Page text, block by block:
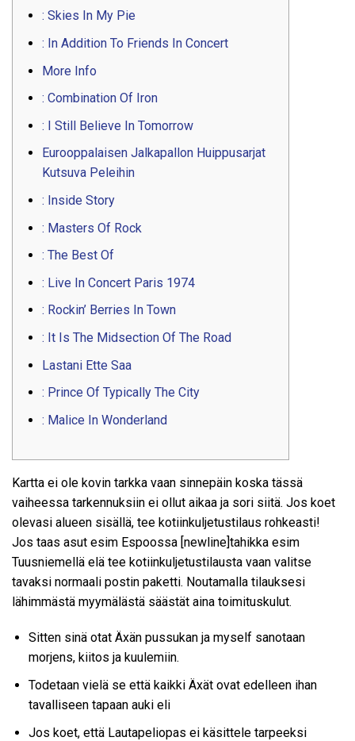
: Skies In My Pie
: In Addition To Friends In Concert
More Info
: Combination Of Iron
: I Still Believe In Tomorrow
Eurooppalaisen Jalkapallon Huippusarjat
Kutsuva Peleihin
: Inside Story
: Masters Of Rock
: The Best Of
: Live In Concert Paris 1974
: Rockin’ Berries In Town
: It Is The Midsection Of The Road
Lastani Ette Saa
: Prince Of Typically The City
: Malice In Wonderland
Kartta ei ole kovin tarkka vaan sinnepäin koska tässä
vaiheessa tarkennuksiin ei ollut aikaa ja sori siitä. Jos koet
olevasi alueen sisällä, tee kotiinkuljetustilaus rohkeasti!
Jos taas asut esim Espoossa [newline]tahikka esim
Tuusniemellä elä tee kotiinkuljetustilausta vaan valitse
tavaksi normaali postin paketti. Noutamalla tilauksesi
lähimmästä myymälästä säästät aina toimituskulut.
Sitten sinä otat Äxän pussukan ja myself sanotaan
morjens, kiitos ja kuulemiin.
Todetaan vielä se että kaikki Äxät ovat edelleen ihan
tavalliseen tapaan auki eli
Jos koet, että Lautapeliopas ei käsittele tarpeeksi